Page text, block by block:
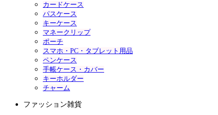
カードケース
パスケース
キーケース
マネークリップ
ポーチ
スマホ・PC・タブレット用品
ペンケース
手帳ケース・カバー
キーホルダー
チャーム
ファッション雑貨